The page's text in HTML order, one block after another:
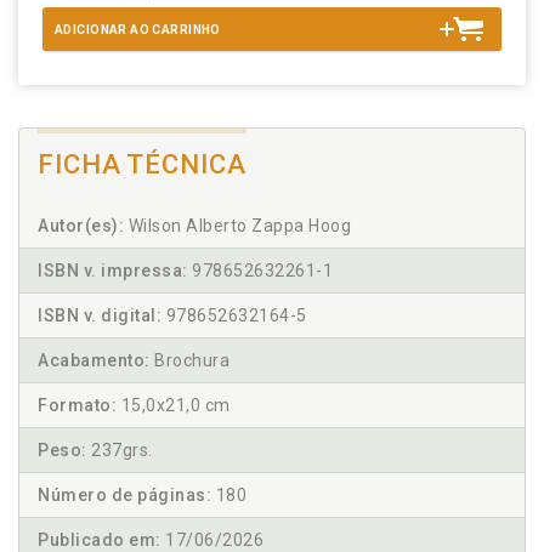
ADICIONAR AO CARRINHO
FICHA TÉCNICA
Autor(es): Wilson Alberto Zappa Hoog
ISBN v. impressa: 978652632261-1
ISBN v. digital: 978652632164-5
Acabamento: Brochura
Formato: 15,0x21,0 cm
Peso: 237grs.
Número de páginas: 180
Publicado em: 17/06/2026